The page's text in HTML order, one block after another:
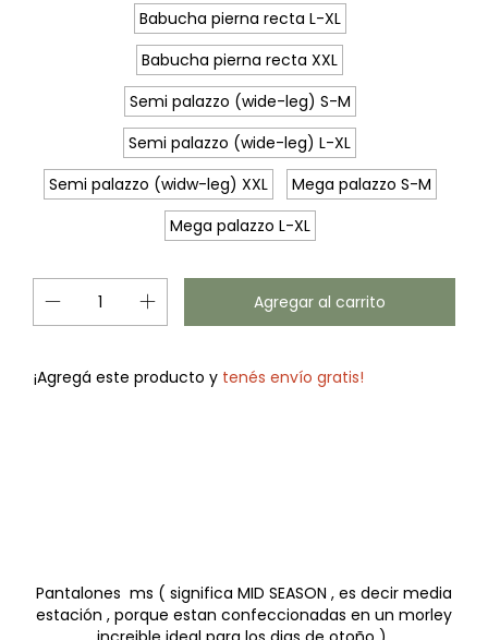
Babucha pierna recta L-XL
Babucha pierna recta XXL
Semi palazzo (wide-leg) S-M
Semi palazzo (wide-leg) L-XL
Semi palazzo (widw-leg) XXL
Mega palazzo S-M
Mega palazzo L-XL
¡Agregá este producto y tenés envío gratis!
Pantalones ms ( significa MID SEASON , es decir media
estación , porque estan confeccionadas en un morley